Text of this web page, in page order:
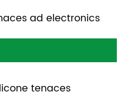
ad electronics
tenaces